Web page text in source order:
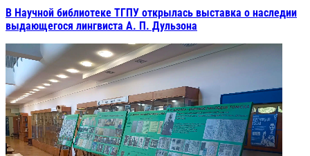
В Научной библиотеке ТГПУ открылась выставка о наследии
выдающегося лингвиста А. П. Дульзона